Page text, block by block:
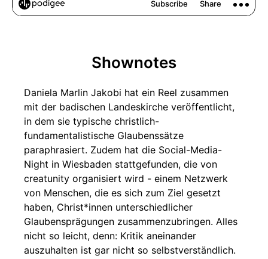
Shownotes
Daniela Marlin Jakobi hat ein Reel zusammen
mit der badischen Landeskirche veröffentlicht,
in dem sie typische christlich-
fundamentalistische Glaubenssätze
paraphrasiert. Zudem hat die Social-Media-
Night in Wiesbaden stattgefunden, die von
creatunity organisiert wird - einem Netzwerk
von Menschen, die es sich zum Ziel gesetzt
haben, Christ*innen unterschiedlicher
Glaubensprägungen zusammenzubringen. Alles
nicht so leicht, denn: Kritik aneinander
auszuhalten ist gar nicht so selbstverständlich.